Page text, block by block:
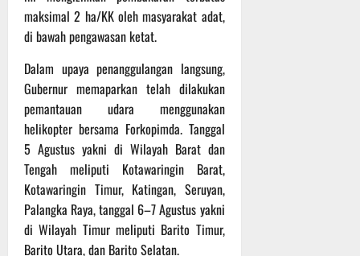
maksimal 2 ha/KK oleh masyarakat adat,
di bawah pengawasan ketat.
Dalam upaya penanggulangan langsung,
Gubernur memaparkan telah dilakukan
pemantauan udara menggunakan
helikopter bersama Forkopimda. Tanggal
5 Agustus yakni di Wilayah Barat dan
Tengah meliputi Kotawaringin Barat,
Kotawaringin Timur, Katingan, Seruyan,
Palangka Raya, tanggal 6–7 Agustus yakni
di Wilayah Timur meliputi Barito Timur,
Barito Utara, dan Barito Selatan.